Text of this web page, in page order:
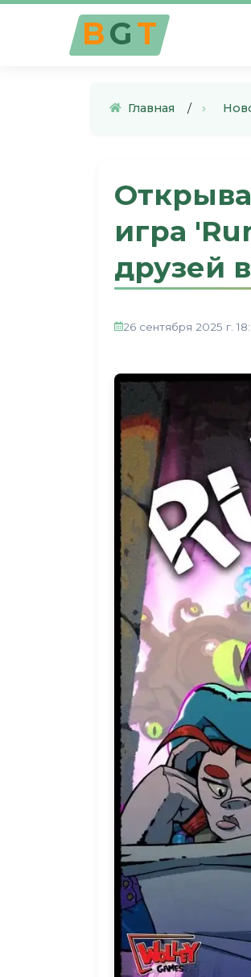
BGT
Главная ›
игра
друзей
26 сентября 2025 г.